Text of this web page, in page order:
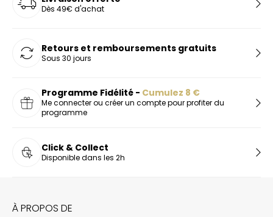
Dès 49€ d'achat
Retours et remboursements gratuits
Sous 30 jours
Programme Fidélité - Cumulez 8 €
Me connecter ou créer un compte pour profiter du
programme
Click & Collect
Disponible dans les 2h
À PROPOS DE